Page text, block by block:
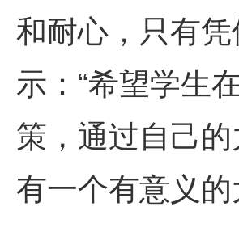
和耐心，只有
示： “希望学生
策，通过自己
有一个有意义